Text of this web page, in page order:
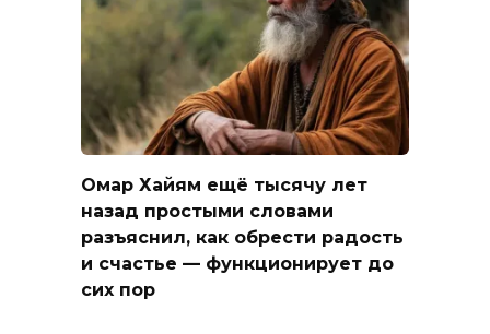
Омар Хайям ещё тысячу лет
назад простыми словами
разъяснил, как обрести радость
и счастье — функционирует до
сих пор